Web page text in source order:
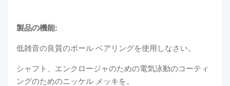
製品の機能:
低雑音の良質のボール ベアリングを使用しなさい。
シャフト、エンクロージャのための電気泳動のコーティ
ングのためのニッケル メッキを。